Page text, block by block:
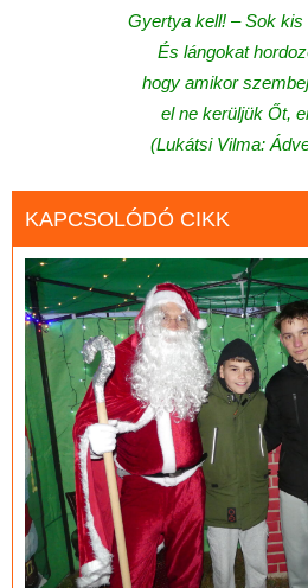
Gyertya kell! – Sok kis
És lángokat
hogy amikor
el ne kerüljük Őt,
(Lukátsi Vilma:
KAPCSOLÓDÓ CIKK